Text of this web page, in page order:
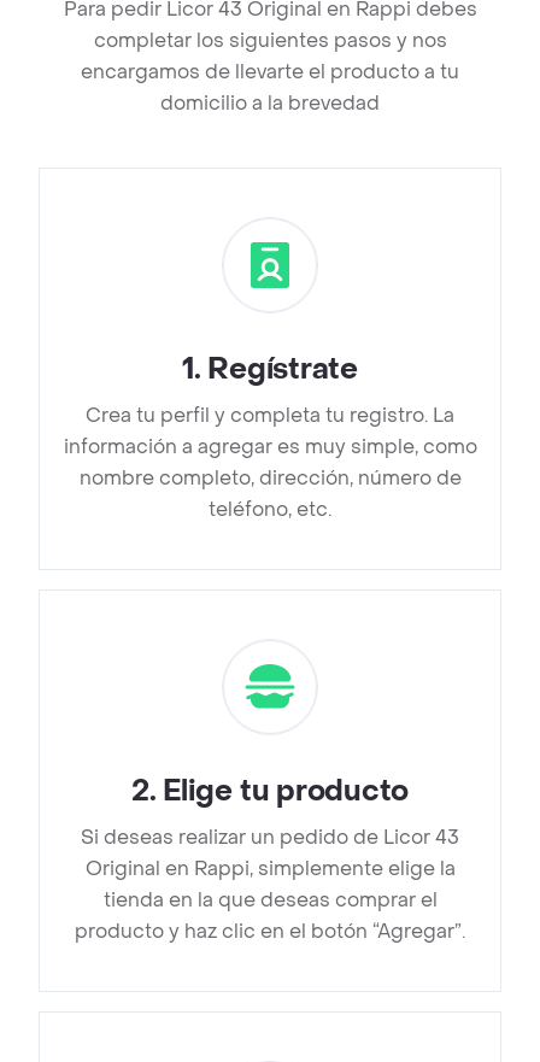
Para pedir Licor 43 Original en Rappi debes
completar los siguientes pasos y nos
encargamos de llevarte el producto a tu
domicilio a la brevedad
1. Regístrate
Crea tu perfil y completa tu registro. La
información a agregar es muy simple, como
nombre completo, dirección, número de
teléfono, etc.
2. Elige tu producto
Si deseas realizar un pedido de Licor 43
Original en Rappi, simplemente elige la
tienda en la que deseas comprar el
producto y haz clic en el botón “Agregar”.